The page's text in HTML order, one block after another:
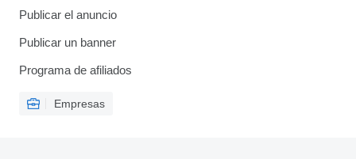
Publicar el anuncio
Publicar un banner
Programa de afiliados
Empresas